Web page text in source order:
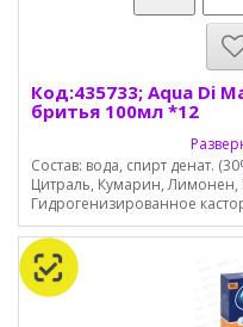
Код:435733; Aqua Di
бритья 100мл *12
Состав: вода, спирт денат.
Цитраль, Кумарин,
Гидрогенизированное